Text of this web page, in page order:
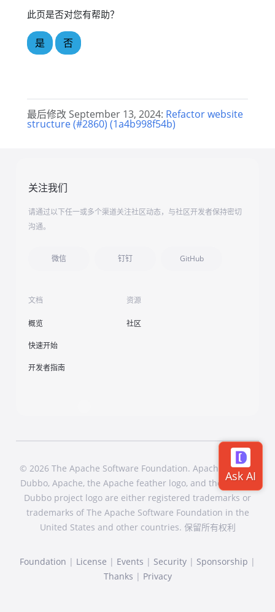
此页是否对您有帮助？
是 否
最后修改 September 13, 2024: Refactor website
structure (#2860) (1a4b998f54b)
关注我们
请通过以下任一或多个渠道关注社区动态，与社区开发者保持密切
沟通。
微信 钉钉 GitHub
文档
概览
快速开始
开发者指南
资源
社区
© 2026 The Apache Software Foundation. Apache Dubbo,
Dubbo, Apache, the Apache feather logo, and the Apache
Dubbo project logo are either registered trademarks or
trademarks of The Apache Software Foundation in the
United States and other countries. 保留所有权利
Foundation | License | Events | Security | Sponsorship |
Thanks | Privacy